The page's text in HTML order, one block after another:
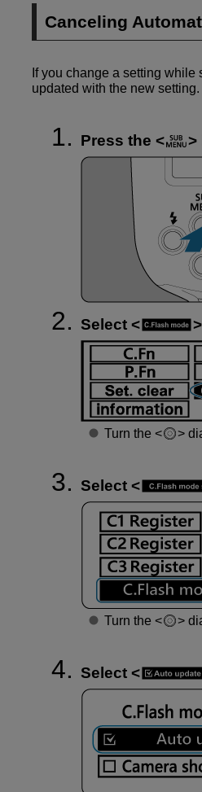
Canceling
If you change a setting
updated with the new
Press the
Select
Turn the
Select
Turn the
Select